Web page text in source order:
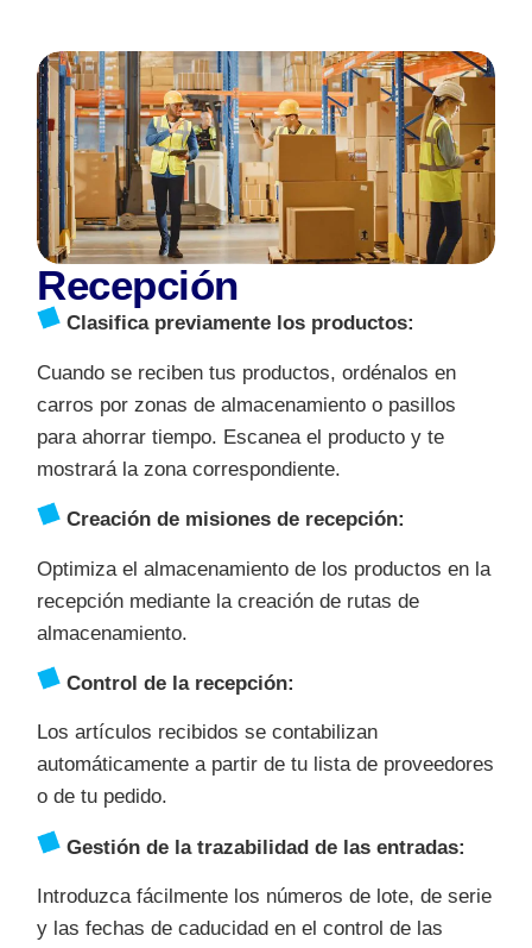
Recepción
Clasifica previamente los productos:
Cuando se reciben tus productos, ordénalos en
carros por zonas de almacenamiento o pasillos
para ahorrar tiempo. Escanea el producto y te
mostrará la zona correspondiente.
Creación de misiones de recepción:
Optimiza el almacenamiento de los productos en la
recepción mediante la creación de rutas de
almacenamiento.
Control de la recepción:
Los artículos recibidos se contabilizan
automáticamente a partir de tu lista de proveedores
o de tu pedido.
Gestión de la trazabilidad de las entradas:
Introduzca fácilmente los números de lote, de serie
y las fechas de caducidad en el control de las